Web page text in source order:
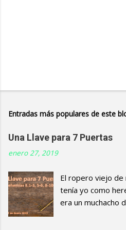
Entradas más populares de este
Una Llave para 7 Puertas
enero 27, 2019
El ropero viejo
tenía yo como
era un muchacho
una llave como